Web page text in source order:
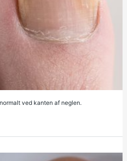
ved kanten af neglen.